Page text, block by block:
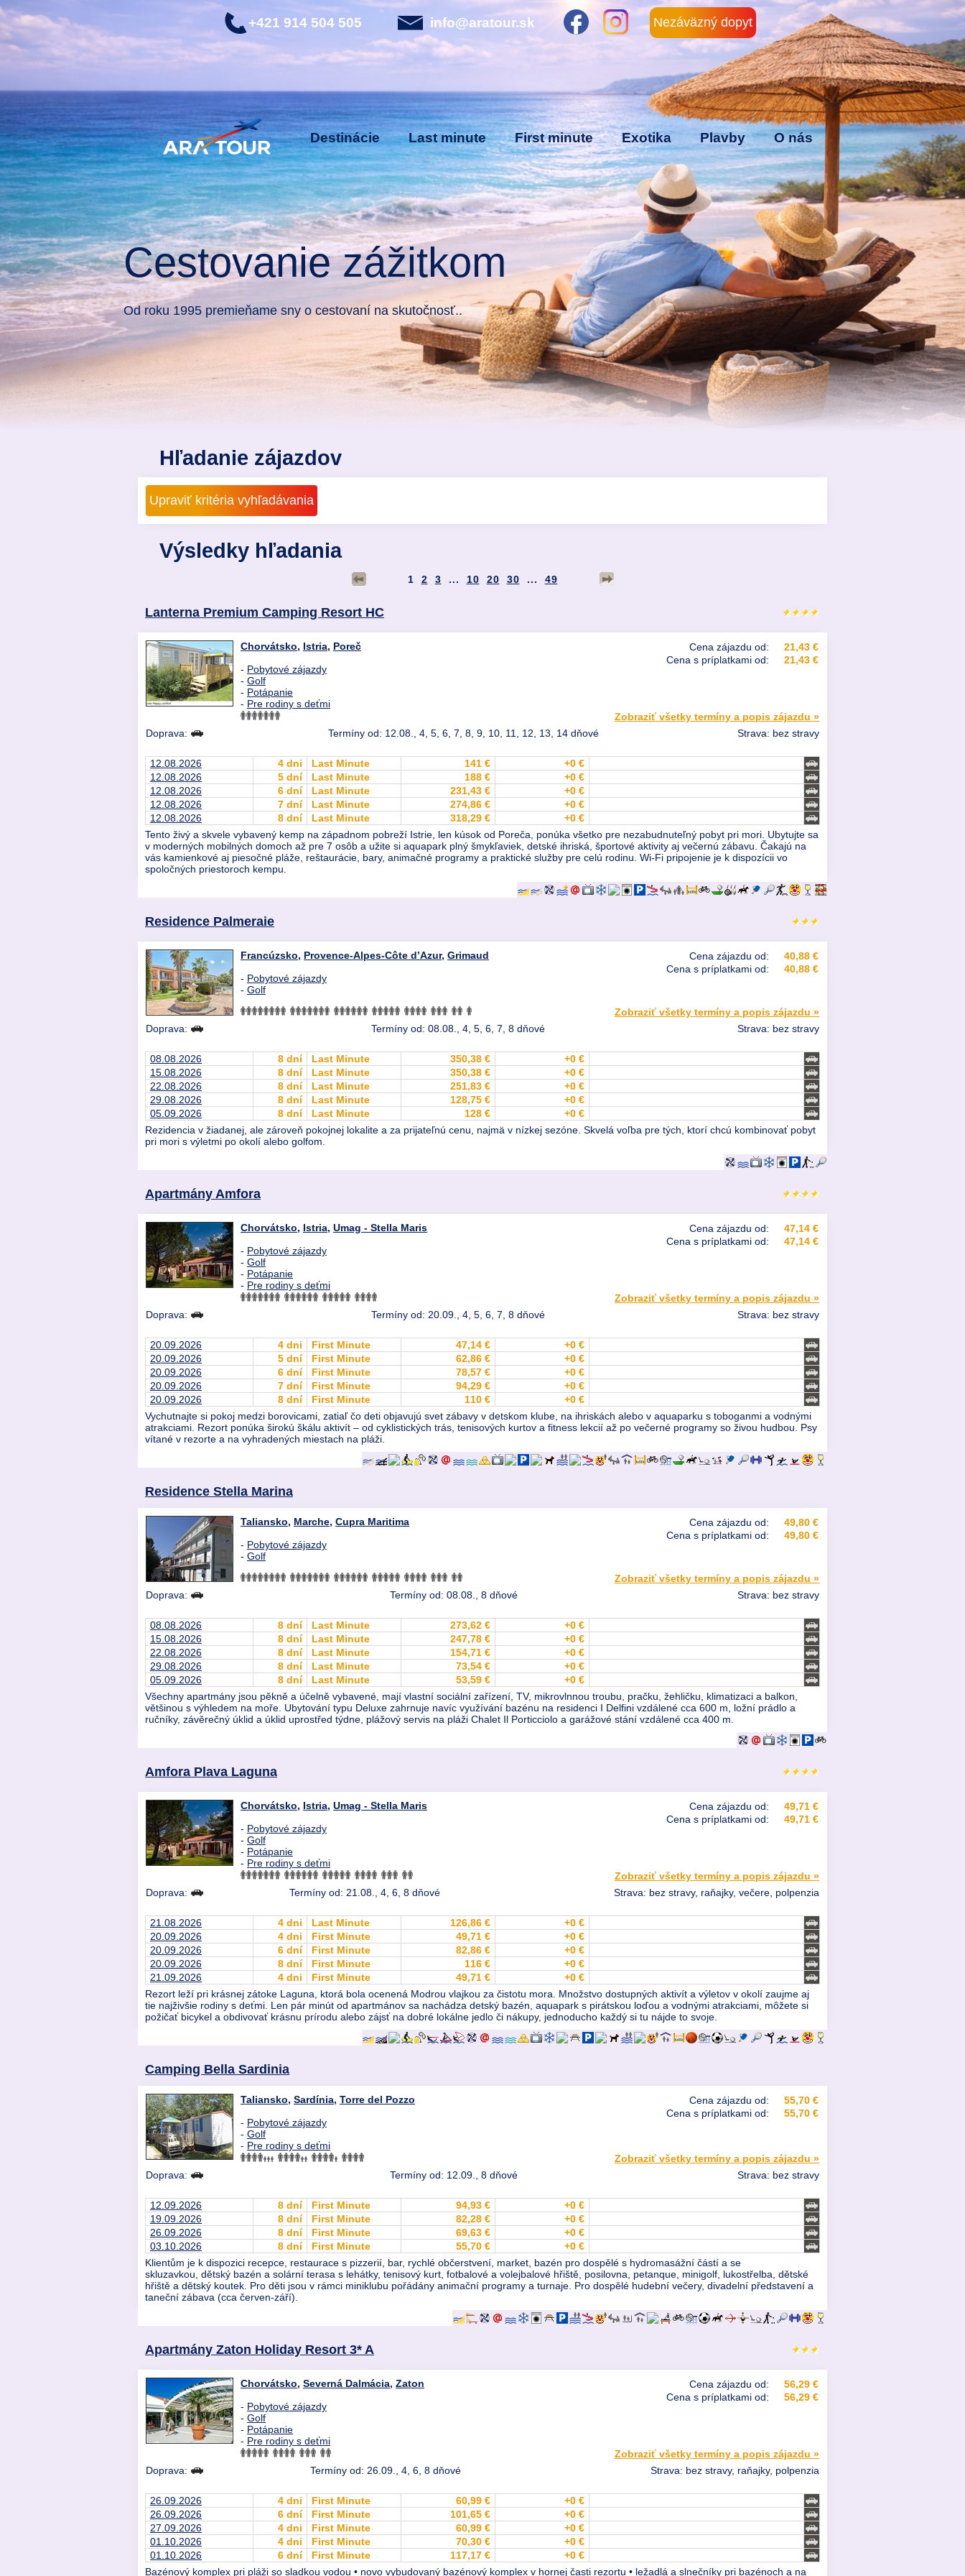
+421 914 504 505 info@aratour.sk Nezáväzný dopyt
Destinácie Last minute First minute Exotika Plavby O nás
Cestovanie zážitkom
Od roku 1995 premieňame sny o cestovaní na skutočnosť..
Hľadanie zájazdov
Výsledky hľadania
1 2 3 ... 10 20 30 ... 49
Lanterna Premium Camping Resort HC
Cena zájazdu od:
21,43 €
Cena s príplatkami od:
21,43 €
Chorvátsko, Istria, Poreč
- Pobytové zájazdy
- Golf
- Potápanie
- Pre rodiny s deťmi
Zobraziť všetky termíny a popis zájazdu »
Doprava:
Termíny od: 12.08., 4, 5, 6, 7, 8, 9, 10, 11, 12, 13, 14 dňové Strava: bez stravy
12.08.2026 4 dni Last Minute 141 €
+0 €
12.08.2026
5 dní Last Minute 188 €
+0 €
12.08.2026
6 dní Last Minute 231,43 €
+0 €
12.08.2026
7 dní Last Minute 274,86 €
+0 €
12.08.2026
8 dní Last Minute 318,29 €
+0 €
Tento živý a skvele vybavený kemp na západnom pobreží Istrie, len kúsok od Poreča, ponúka všetko pre nezabudnuteľný pobyt pri mori. Ubytujte sa
v moderných mobilných domoch až pre 7 osôb a užite si aquapark plný šmykľaviek, detské ihriská, športové aktivity aj večernú zábavu. Čakajú na
vás kamienkové aj piesočné pláže, reštaurácie, bary, animačné programy a praktické služby pre celú rodinu. Wi-Fi pripojenie je k dispozícii vo
spoločných priestoroch kempu.
Residence Palmeraie
Cena zájazdu od:
40,88 €
Cena s príplatkami od:
40,88 €
Francúzsko, Provence-Alpes-Côte d’Azur, Grimaud
- Pobytové zájazdy
- Golf
Zobraziť všetky termíny a popis zájazdu »
Doprava:
Termíny od: 08.08., 4, 5, 6, 7, 8 dňové Strava: bez stravy
08.08.2026 8 dní Last Minute 350,38 €
+0 €
15.08.2026
8 dní Last Minute 350,38 €
+0 €
22.08.2026
8 dní Last Minute 251,83 €
+0 €
29.08.2026
8 dní Last Minute 128,75 €
+0 €
05.09.2026
8 dní Last Minute 128 €
+0 €
Rezidencia v žiadanej, ale zároveň pokojnej lokalite a za prijateľnú cenu, najmä v nízkej sezóne. Skvelá voľba pre tých, ktorí chcú kombinovať pobyt
pri mori s výletmi po okolí alebo golfom.
Apartmány Amfora
Cena zájazdu od:
47,14 €
Cena s príplatkami od:
47,14 €
Chorvátsko, Istria, Umag - Stella Maris
- Pobytové zájazdy
- Golf
- Potápanie
- Pre rodiny s deťmi
Zobraziť všetky termíny a popis zájazdu »
Doprava:
Termíny od: 20.09., 4, 5, 6, 7, 8 dňové Strava: bez stravy
20.09.2026 4 dni First Minute 47,14 €
+0 €
20.09.2026
5 dní First Minute 62,86 €
+0 €
20.09.2026
6 dní First Minute 78,57 €
+0 €
20.09.2026
7 dní First Minute 94,29 €
+0 €
20.09.2026
8 dní First Minute 110 €
+0 €
Vychutnajte si pokoj medzi borovicami, zatiaľ čo deti objavujú svet zábavy v detskom klube, na ihriskách alebo v aquaparku s toboganmi a vodnými
atrakciami. Rezort ponúka širokú škálu aktivít – od cyklistických trás, tenisových kurtov a fitness lekcií až po večerné programy so živou hudbou. Psy
vítané v rezorte a na vyhradených miestach na pláži.
Residence Stella Marina
Cena zájazdu od:
49,80 €
Cena s príplatkami od:
49,80 €
Taliansko, Marche, Cupra Maritima
- Pobytové zájazdy
- Golf
Zobraziť všetky termíny a popis zájazdu »
Doprava:
Termíny od: 08.08., 8 dňové Strava: bez stravy
08.08.2026 8 dní Last Minute 273,62 €
+0 €
15.08.2026
8 dní Last Minute 247,78 €
+0 €
22.08.2026
8 dní Last Minute 154,71 €
+0 €
29.08.2026
8 dní Last Minute 73,54 €
+0 €
05.09.2026
8 dní Last Minute 53,59 €
+0 €
Všechny apartmány jsou pěkně a účelně vybavené, mají vlastní sociální zařízení, TV, mikrovlnnou troubu, pračku, žehličku, klimatizaci a balkon,
většinou s výhledem na moře. Ubytování typu Deluxe zahrnuje navíc využívání bazénu na residenci I Delfini vzdálené cca 600 m, ložní prádlo a
ručníky, závěrečný úklid a úklid uprostřed týdne, plážový servis na pláži Chalet Il Porticciolo a garážové stání vzdálené cca 400 m.
Amfora Plava Laguna
Cena zájazdu od:
49,71 €
Cena s príplatkami od:
49,71 €
Chorvátsko, Istria, Umag - Stella Maris
- Pobytové zájazdy
- Golf
- Potápanie
- Pre rodiny s deťmi
Zobraziť všetky termíny a popis zájazdu »
Doprava:
Termíny od: 21.08., 4, 6, 8 dňové Strava: bez stravy, raňajky, večere, polpenzia
21.08.2026 4 dni Last Minute 126,86 €
+0 €
20.09.2026
4 dni First Minute 49,71 €
+0 €
20.09.2026
6 dní First Minute 82,86 €
+0 €
20.09.2026
8 dní First Minute 116 €
+0 €
21.09.2026
4 dni First Minute 49,71 €
+0 €
Rezort leží pri krásnej zátoke Laguna, ktorá bola ocenená Modrou vlajkou za čistotu mora. Množstvo dostupných aktivít a výletov v okolí zaujme aj
tie najživšie rodiny s deťmi. Len pár minút od apartmánov sa nachádza detský bazén, aquapark s pirátskou loďou a vodnými atrakciami, môžete si
požičať bicykel a obdivovať krásnu prírodu alebo zájsť na dobré lokálne jedlo či nákupy, jednoducho každý si tu nájde to svoje.
Camping Bella Sardinia
Cena zájazdu od:
55,70 €
Cena s príplatkami od:
55,70 €
Taliansko, Sardínia, Torre del Pozzo
- Pobytové zájazdy
- Golf
- Pre rodiny s deťmi
Zobraziť všetky termíny a popis zájazdu »
Doprava:
Termíny od: 12.09., 8 dňové Strava: bez stravy
12.09.2026 8 dní First Minute 94,93 €
+0 €
19.09.2026
8 dní First Minute 82,28 €
+0 €
26.09.2026
8 dní First Minute 69,63 €
+0 €
03.10.2026
8 dní First Minute 55,70 €
+0 €
Klientům je k dispozici recepce, restaurace s pizzerií, bar, rychlé občerstvení, market, bazén pro dospělé s hydromasážní částí a se
skluzavkou, dětský bazén a solární terasa s lehátky, tenisový kurt, fotbalové a volejbalové hřiště, posilovna, petanque, minigolf, lukostřelba, dětské
hřiště a dětský koutek. Pro děti jsou v rámci miniklubu pořádány animační programy a turnaje. Pro dospělé hudební večery, divadelní představení a
taneční zábava (cca červen-září).
Apartmány Zaton Holiday Resort 3* A
Cena zájazdu od:
56,29 €
Cena s príplatkami od:
56,29 €
Chorvátsko, Severná Dalmácia, Zaton
- Pobytové zájazdy
- Golf
- Potápanie
- Pre rodiny s deťmi
Zobraziť všetky termíny a popis zájazdu »
Doprava:
Termíny od: 26.09., 4, 6, 8 dňové Strava: bez stravy, raňajky, polpenzia
26.09.2026 4 dni First Minute 60,99 €
+0 €
26.09.2026
6 dní First Minute 101,65 €
+0 €
27.09.2026
4 dni First Minute 60,99 €
+0 €
01.10.2026
4 dni First Minute 70,30 €
+0 €
01.10.2026
6 dní First Minute 117,17 €
+0 €
Bazénový komplex pri pláži so sladkou vodou • novo vybudovaný bazénový komplex v hornej časti rezortu • ležadlá a slnečníky pri bazénoch a na